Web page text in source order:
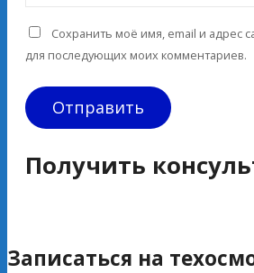
Сохранить моё имя, email и адрес
для последующих моих комментариев.
Получить
Записаться на